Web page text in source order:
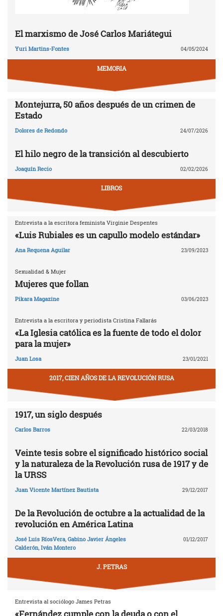
El marxismo de José Carlos Mariátegui
Yuri Martins-Fontes 04/05/2024
MEMORIA
Montejurra, 50 años después de un crimen de
Estado
Dolores de Redondo 24/07/2026
El hilo negro de la transición al descubierto
Joaquín Recio 02/02/2026
LIBROS
Entrevista a la escritora feminista Virginie Despentes
«Luis Rubiales es un capullo modelo estándar»
Ana Requena Aguilar 23/09/2023
Sexualidad & Mujer
Mujeres que follan
Pikara Magazine 03/06/2023
Entrevista a la escritora y periodista Cristina Fallarás
«La Iglesia católica es la fuente de todo el dolor
para la mujer»
Juan Losa 23/01/2021
2017, CIEN AÑOS DE LA REVOLUCIÓN RUSA
1917, un siglo después
Carlos Barros 22/03/2018
Veinte tesis sobre el significado histórico social
y la naturaleza de la Revolución rusa de 1917 y de
la URSS
Juan Vicente Martínez Bautista 29/12/2017
De la Revolución de octubre a la actualidad de la
revolución en América Latina
José Luis RíosVera, Gabino Javier Ángeles
Calderón, Iván Montero
01/12/2017
J. PETRAS
Entrevista al sociólogo James Petras